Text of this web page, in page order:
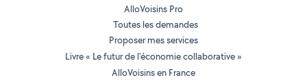
AlloVoisins Pro
Toutes les demandes
Proposer mes services
Livre « Le futur de l'économie collaborative »
AlloVoisins en France